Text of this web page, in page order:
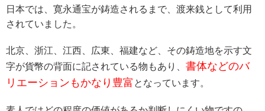
日本では、寛永通宝が鋳造されるまで、渡来銭として利用
されていました。
北京、浙江、江西、広東、福建など、その鋳造地を示す文
字が貨幣の背面に記されている物もあり、 書体などのバ
リエーションもかなり豊富 となっています。